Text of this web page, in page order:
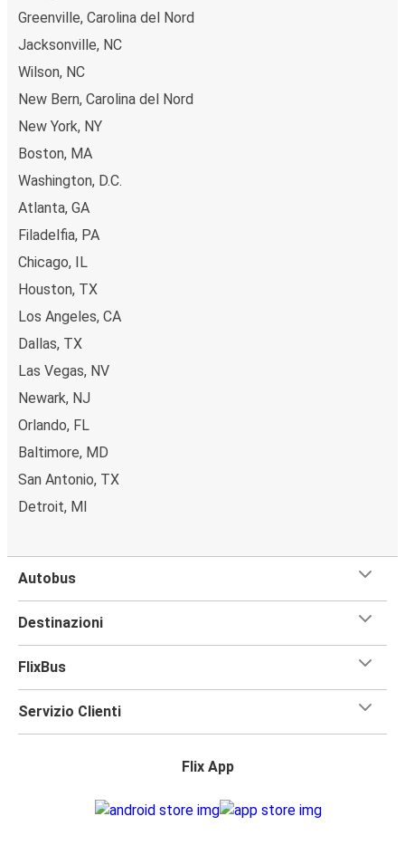
Greenville, Carolina del Nord
Jacksonville, NC
Wilson, NC
New Bern, Carolina del Nord
New York, NY
Boston, MA
Washington, D.C.
Atlanta, GA
Filadelfia, PA
Chicago, IL
Houston, TX
Los Angeles, CA
Dallas, TX
Las Vegas, NV
Newark, NJ
Orlando, FL
Baltimore, MD
San Antonio, TX
Detroit, MI
Autobus
Destinazioni
FlixBus
Servizio Clienti
Flix App